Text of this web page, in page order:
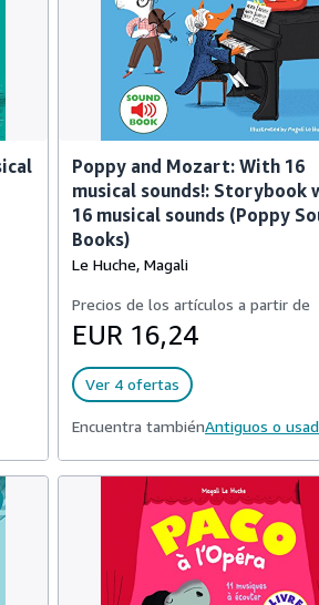
Poppy and Mozart: With 16
musical sounds!: Storybook
16 musical sounds (Poppy
Books)
Le Huche, Magali
Precios de los artículos a partir de
EUR 16,24
Ver 4 ofertas
Encuentra tambiénAntiguos o